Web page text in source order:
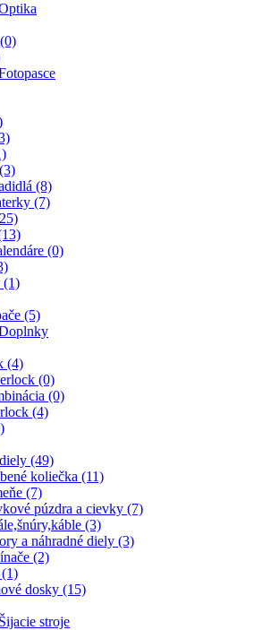
(8)
(7)
(0)
(1)
(5)
(4)
(0)
(0)
(4)
(49)
koliečka (11)
(7)
púzdra a cievky (7)
(3)
a náhradné diely (3)
(2)
dosky (15)
stroje